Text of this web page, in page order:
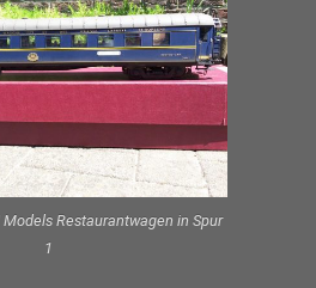
Models Restaurantwagen in Spur
1